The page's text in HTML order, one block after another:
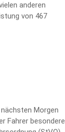
anderen
von 467
Morgen
Fahrer besondere